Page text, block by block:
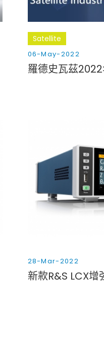
Satellite
06-May-2022
28-Mar-2022